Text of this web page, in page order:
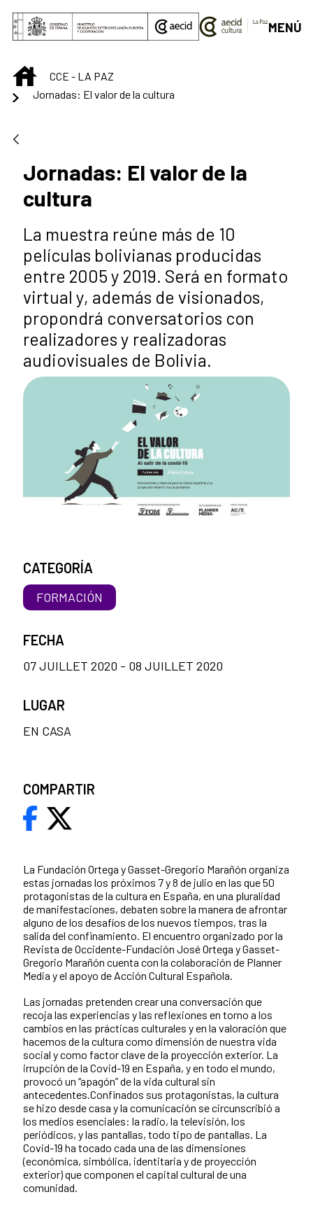
Saut au contenu principal
MENÚ
INICIOCCE - LA PAZ
Jornadas: El valor de la cultura
Jornadas: El valor de la
cultura
La muestra reúne más de 10
películas bolivianas producidas
entre 2005 y 2019. Será en formato
virtual y, además de visionados,
propondrá conversatorios con
realizadores y realizadoras
audiovisuales de Bolivia.
La Fundación Ortega y Gasset-Gregorio Marañón organiza
estas jornadas los próximos 7 y 8 de julio en las que 50
protagonistas de la cultura en España, en una pluralidad
de manifestaciones, debaten sobre la manera de afrontar
alguno de los desafíos de los nuevos tiempos, tras la
salida del confinamiento. El encuentro organizado por la
Revista de Occidente-Fundación José Ortega y Gasset-
Gregorio Marañón cuenta con la colaboración de Planner
Media y el apoyo de Acción Cultural Española.
Las jornadas pretenden crear una conversación que
recoja las experiencias y las reflexiones en torno a los
cambios en las prácticas culturales y en la valoración que
hacemos de la cultura como dimensión de nuestra vida
social y como factor clave de la proyección exterior. La
irrupción de la Covid-19 en España, y en todo el mundo,
provocó un “apagón” de la vida cultural sin
antecedentes.Confinados sus protagonistas, la cultura
se hizo desde casa y la comunicación se circunscribió a
los medios esenciales: la radio, la televisión, los
periódicos, y las pantallas, todo tipo de pantallas. La
Covid-19 ha tocado cada una de las dimensiones
(económica, simbólica, identitaria y de proyección
exterior) que componen el capital cultural de una
comunidad.
CATEGORÍA
FORMACIÓN
FECHA
07 JUILLET 2020 - 08 JUILLET 2020
LUGAR
EN CASA
COMPARTIR